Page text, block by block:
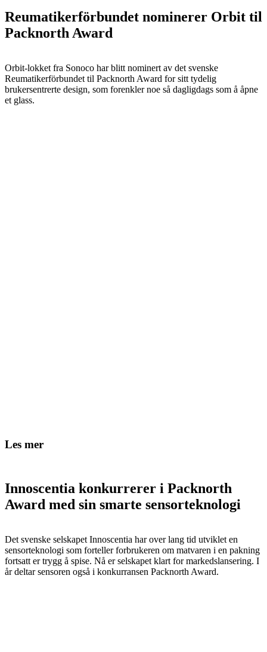
Reumatikerförbundet nominerer Orbit til
Packnorth Award
Orbit-lokket fra Sonoco har blitt nominert av det svenske
Reumatikerförbundet til Packnorth Award for sitt tydelig
brukersentrerte design, som forenkler noe så dagligdags som å åpne
et glass.
Les mer
Innoscentia konkurrerer i Packnorth
Award med sin smarte sensorteknologi
Det svenske selskapet Innoscentia har over lang tid utviklet en
sensorteknologi som forteller forbrukeren om matvaren i en pakning
fortsatt er trygg å spise. Nå er selskapet klart for markedslansering. I
år deltar sensoren også i konkurransen Packnorth Award.